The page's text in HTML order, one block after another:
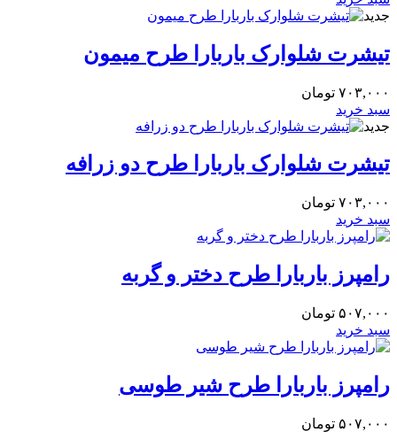
جدید
تیشرت شلوارک باربارا طرح میمون
۷۰۳,۰۰۰ تومان
سبد خرید
جدید
تیشرت شلوارک باربارا طرح دو زرافه
۷۰۳,۰۰۰ تومان
سبد خرید
رامپرز باربارا طرح دختر و گربه
۵۰۷,۰۰۰ تومان
سبد خرید
رامپرز باربارا طرح شیر طوسی
۵۰۷,۰۰۰ تومان